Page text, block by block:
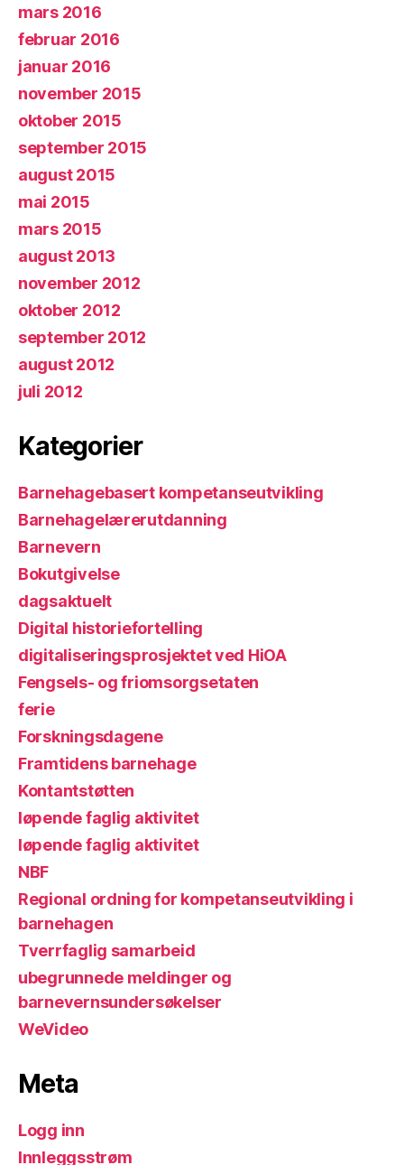
mars 2016
februar 2016
januar 2016
november 2015
oktober 2015
september 2015
august 2015
mai 2015
mars 2015
august 2013
november 2012
oktober 2012
september 2012
august 2012
juli 2012
Kategorier
Barnehagebasert kompetanseutvikling
Barnehagelærerutdanning
Barnevern
Bokutgivelse
dagsaktuelt
Digital historiefortelling
digitaliseringsprosjektet ved HiOA
Fengsels- og friomsorgsetaten
ferie
Forskningsdagene
Framtidens barnehage
Kontantstøtten
løpende faglig aktivitet
løpende faglig aktivitet
NBF
Regional ordning for kompetanseutvikling i
barnehagen
Tverrfaglig samarbeid
ubegrunnede meldinger og
barnevernsundersøkelser
WeVideo
Meta
Logg inn
Innleggsstrøm